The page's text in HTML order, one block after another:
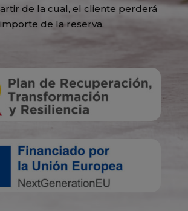
de la cual, el cliente perderá
de la reserva.